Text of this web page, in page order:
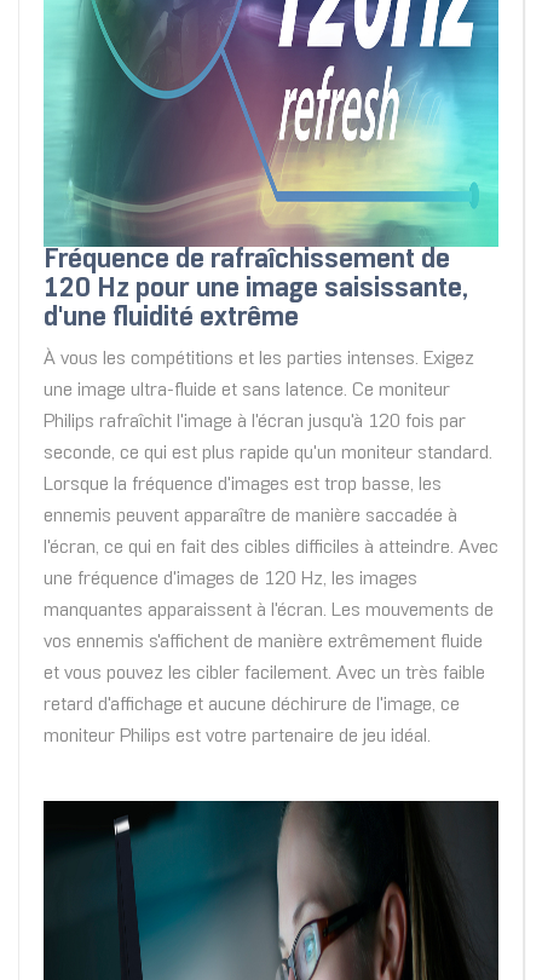
Fréquence de rafraîchissement de
120 Hz pour une image saisissante,
d'une fluidité extrême
À vous les compétitions et les parties intenses. Exigez
une image ultra-fluide et sans latence. Ce moniteur
Philips rafraîchit l'image à l'écran jusqu'à 120 fois par
seconde, ce qui est plus rapide qu'un moniteur standard.
Lorsque la fréquence d'images est trop basse, les
ennemis peuvent apparaître de manière saccadée à
l'écran, ce qui en fait des cibles difficiles à atteindre. Avec
une fréquence d'images de 120 Hz, les images
manquantes apparaissent à l'écran. Les mouvements de
vos ennemis s'affichent de manière extrêmement fluide
et vous pouvez les cibler facilement. Avec un très faible
retard d'affichage et aucune déchirure de l'image, ce
moniteur Philips est votre partenaire de jeu idéal.